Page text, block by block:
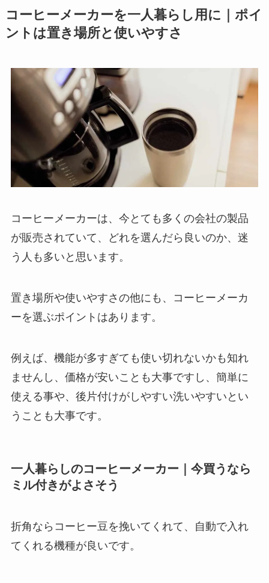
コーヒーメーカーを一人暮らし用に｜ポイ
ントは置き場所と使いやすさ
コーヒーメーカーは、今とても多くの会社の製品
が販売されていて、どれを選んだら良いのか、迷
う人も多いと思います。
置き場所や使いやすさの他にも、コーヒーメーカ
ーを選ぶポイントはあります。
例えば、機能が多すぎても使い切れないかも知れ
ませんし、価格が安いことも大事ですし、簡単に
使える事や、後片付けがしやすい洗いやすいとい
うことも大事です。
一人暮らしのコーヒーメーカー｜今買うなら
ミル付きがよさそう
折角ならコーヒー豆を挽いてくれて、自動で入れ
てくれる機種が良いです。